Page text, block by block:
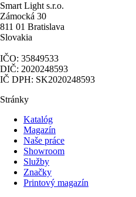
Smart Light s.r.o.
Zámocká 30
811 01 Bratislava
Slovakia
IČO: 35849533
DIČ: 2020248593
IČ DPH: SK2020248593
Stránky
Katalóg
Magazín
Naše práce
Showroom
Služby
Značky
Printový magazín